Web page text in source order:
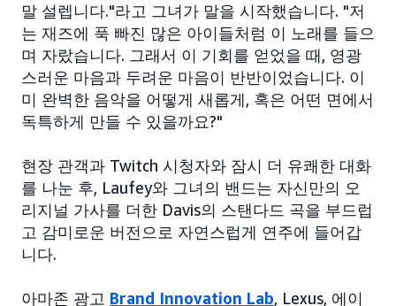
말 설렙니다."라고 그녀가 말을 시작했습니다. "저
는 재즈에 푹 빠진 많은 아이들처럼 이 노래를 들으
며 자랐습니다. 그래서 이 기회를 얻었을 때, 영광
스러운 마음과 두려운 마음이 반반이었습니다. 이
미 완벽한 음악을 어떻게 새롭게, 혹은 어떤 면에서
독특하게 만들 수 있을까요?"
현장 관객과 Twitch 시청자와 잠시 더 유쾌한 대화
를 나눈 후, Laufey와 그녀의 밴드는 자신만의 오
리지널 가사를 더한 Davis의 스탠다드 곡을 부드럽
고 감미로운 버전으로 자연스럽게 연주에 들어갑
니다.
아마존 광고 Brand Innovation Lab, Lexus, 에이